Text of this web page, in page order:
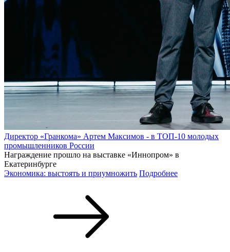
Директор «Гранкома» Артем Максимов - в ТОП-10 молодых
промышленников России
Награждение прошло на выставке «Иннопром» в
Екатеринбурге
Экономика: выстоять и приумножить Подробнее